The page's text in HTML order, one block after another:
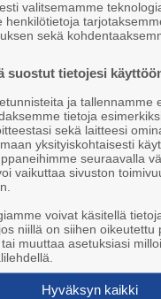
20.7. 13:30
oli revitty rikki
suurpeto
valitsemamme
henkilötietoja
sekä
suostut tietojesi
ja tallennamme
tietoja
sekä laitteesi
yksityiskohtaisesti
seuraavalla
vaikuttaa sivuston
voivat käsitellä
niillä on siihen oikeutettu
muuttaa asetuksiasi
Hyväksyn kaikki